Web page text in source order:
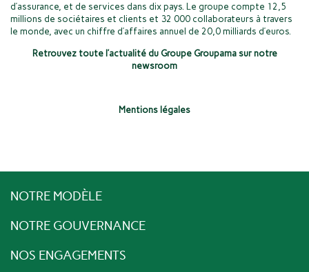
d’assurance, et de services dans dix pays. Le groupe compte 12,5
millions de sociétaires et clients et 32 000 collaborateurs à travers
le monde, avec un chiffre d’affaires annuel de 20,0 milliards d’euros.
Retrouvez toute l’actualité du Groupe Groupama sur notre
newsroom
Mentions légales
NOTRE MODÈLE
NOTRE GOUVERNANCE
NOS ENGAGEMENTS